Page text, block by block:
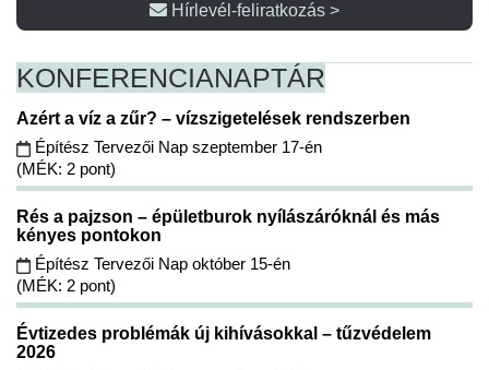
Hírlevél-feliratkozás >
KONFERENCIANAPTÁR
Azért a víz a zűr? – vízszigetelések rendszerben
Építész Tervezői Nap szeptember 17-én
(MÉK: 2 pont)
Rés a pajzson – épületburok nyílászáróknál és más
kényes pontokon
Építész Tervezői Nap október 15-én
(MÉK: 2 pont)
Évtizedes problémák új kihívásokkal – tűzvédelem
2026